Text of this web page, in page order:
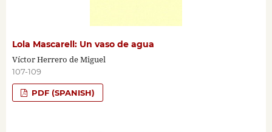
Lola Mascarell: Un vaso de agua
Víctor Herrero de Miguel
107-109
PDF (SPANISH)